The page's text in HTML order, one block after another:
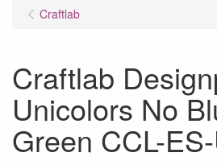
Craftlab
Craftlab
Unicolors No
Green CCL-